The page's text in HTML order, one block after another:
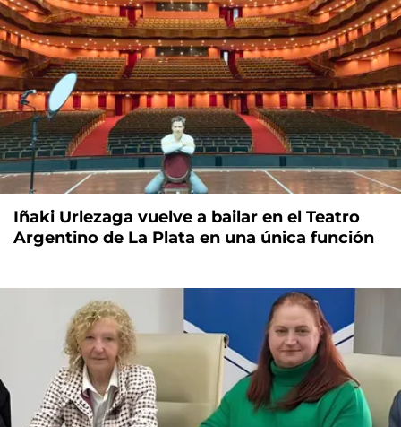
Iñaki Urlezaga vuelve a bailar en el Teatro
Argentino de La Plata en una única función